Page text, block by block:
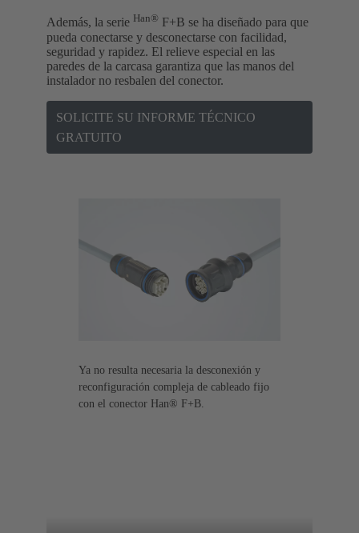
Además, la serie Han® F+B se ha diseñado para que
pueda conectarse y desconectarse con facilidad,
seguridad y rapidez. El relieve especial en las
paredes de la carcasa garantiza que las manos del
instalador no resbalen del conector.
SOLICITE SU INFORME TÉCNICO
GRATUITO
Ya no resulta necesaria la desconexión y
reconfiguración compleja de cableado fijo
con el conector Han® F+B.